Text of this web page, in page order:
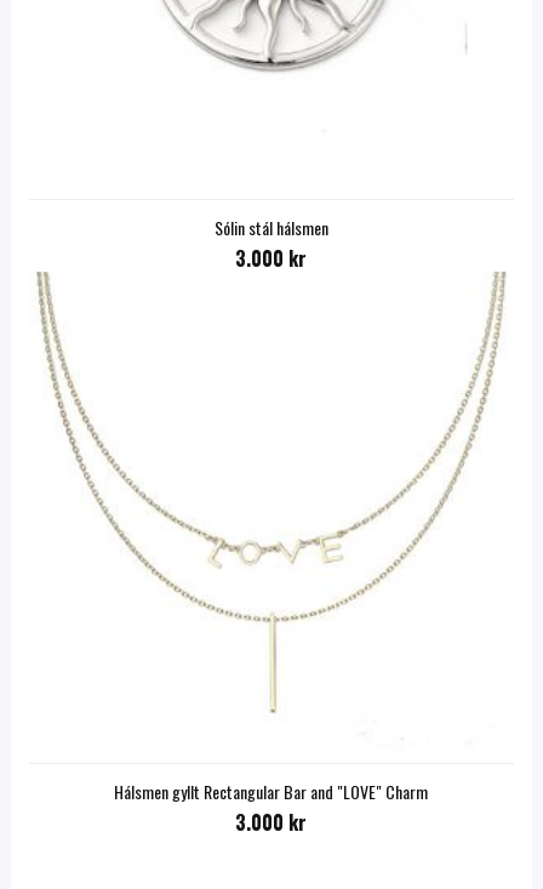
Sólin stál hálsmen
3.000 kr
Hálsmen gyllt Rectangular Bar and "LOVE" Charm
3.000 kr